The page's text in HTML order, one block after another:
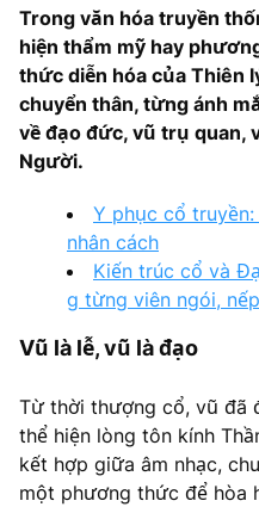
Trong văn hóa truyền
hiện thẩm mỹ hay
thức diễn hóa của Thiên
chuyển thân, từng ánh
về đạo đức, vũ trụ quan,
Người.
Y phục cổ
nhân cách
Kiến trúc cổ và
g từng viên ngói,
Vũ là lễ, vũ là đạo
Từ thời thượng cổ, vũ đã
thể hiện lòng tôn kính
kết hợp giữa âm nhạc,
một phương thức để hòa